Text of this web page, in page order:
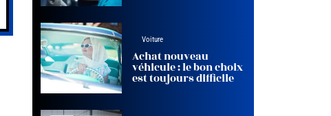
Voiture
Achat nouveau
véhicule : le bon choix
est toujours difficile